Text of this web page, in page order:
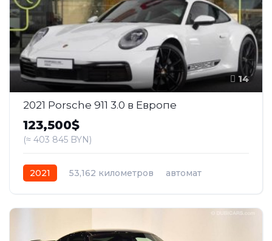
14
2021 Porsche 911 3.0 в Европе
123,500$
(≈ 403 845 BYN)
2021 53,162 километров
автомат